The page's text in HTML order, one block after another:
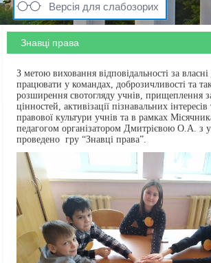
Версія для слабозорих
Знавці права
З метою виховання відповідальності за власні
працювати у командах, доброзичливості та
розширення свотогляду учнів, прищеплення
цінностей, активізації пізнавальних
правової культури учнів та в рамках
педагогом організатором Дмитрієвою О.А. з
проведено гру “Знавці права”.